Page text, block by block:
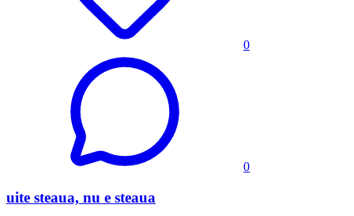
0
0
uite steaua, nu e steaua